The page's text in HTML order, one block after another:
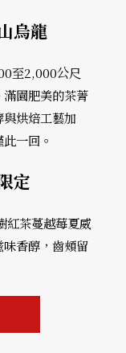
烏龍
至2,000公尺
園肥美的茶菁
烘焙工藝加
一回。
定
紅茶蔓越莓夏威
香醇，齒頰留